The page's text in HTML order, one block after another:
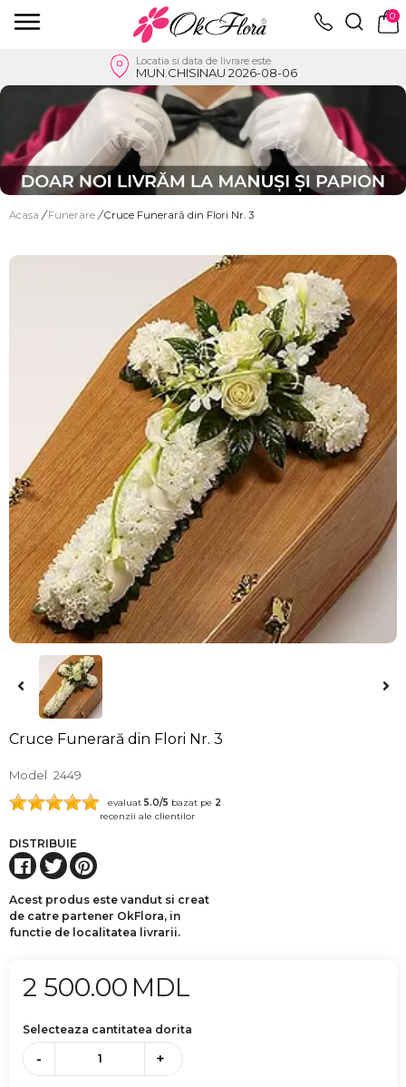
0
Locatia si data de livrare este
MUN.CHISINAU 2026-08-06
Acasa / Funerare / Cruce Funerară din Flori Nr. 3
Cruce Funerară din Flori Nr. 3
Model 2449
evaluat 5.0/5 bazat pe 2
recenzii ale clientilor
DISTRIBUIE
Acest produs este vandut si creat
de catre partener OkFlora, in
functie de localitatea livrarii.
2 500.00 MDL
Selecteaza cantitatea dorita
- +